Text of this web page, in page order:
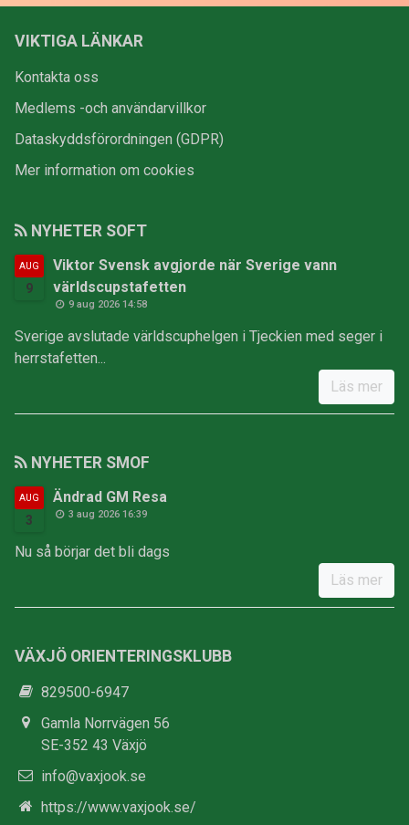
VIKTIGA LÄNKAR
Kontakta oss
Medlems -och användarvillkor
Dataskyddsförordningen (GDPR)
Mer information om cookies
NYHETER SOFT
AUG
9
Viktor Svensk avgjorde när Sverige vann
världscupstafetten
9 aug 2026 14:58
Sverige avslutade världscuphelgen i Tjeckien med seger i
herrstafetten...
Läs mer
NYHETER SMOF
AUG
3
Ändrad GM Resa
3 aug 2026 16:39
Nu så börjar det bli dags
Läs mer
VÄXJÖ ORIENTERINGSKLUBB
829500-6947
Gamla Norrvägen 56
SE-352 43 Växjö
info@vaxjook.se
https://www.vaxjook.se/